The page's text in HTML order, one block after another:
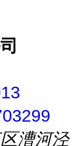
漕河泾